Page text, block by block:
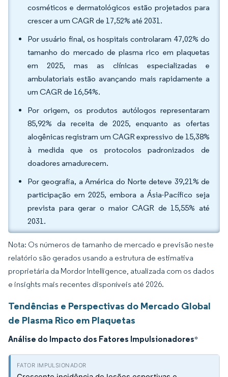
cosméticos e dermatológicos estão projetados para
crescer a um CAGR de 17,52% até 2031.
Por usuário final, os hospitais controlaram 47,02% do
tamanho do mercado de plasma rico em plaquetas
em 2025, mas as clínicas especializadas e
ambulatoriais estão avançando mais rapidamente a
um CAGR de 16,54%.
Por origem, os produtos autólogos representaram
85,92% da receita de 2025, enquanto as ofertas
alogênicas registram um CAGR expressivo de 15,38%
à medida que os protocolos padronizados de
doadores amadurecem.
Por geografia, a América do Norte deteve 39,21% de
participação em 2025, embora a Ásia-Pacífico seja
prevista para gerar o maior CAGR de 15,55% até
2031.
Nota: Os números de tamanho de mercado e previsão neste
relatório são gerados usando a estrutura de estimativa
proprietária da Mordor Intelligence, atualizada com os dados
e insights mais recentes disponíveis até 2026.
Tendências e Perspectivas do Mercado Global
de Plasma Rico em Plaquetas
Análise do Impacto dos Fatores Impulsionadores*